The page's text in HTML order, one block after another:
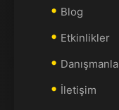
Blog
Etkinlikler
İletişim